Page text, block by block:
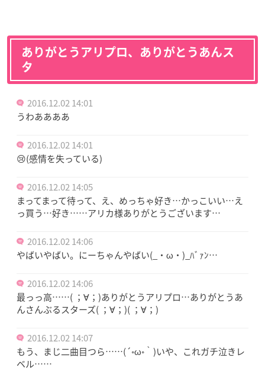
ありがとうアリプロ、ありがとうあんス
タ
2016.12.02 14:01
うわああああ
2016.12.02 14:01
😢(感情を失っている)
2016.12.02 14:05
まってまって待って、え、めっちゃ好き…かっこいい…え
っ買う…好き……アリカ様ありがとうございます…
2016.12.02 14:06
やばいやばい。にーちゃんやばい(_・ω・)_ﾊﾞｧﾝ…
2016.12.02 14:06
最っっ高……( ；∀；)ありがとうアリプロ…ありがとうあ
んさんぶるスターズ( ；∀；)( ；∀；)
2016.12.02 14:07
もう、まじ二曲目つら……(´◦ω◦｀)いや、これガチ泣きレ
ベル……